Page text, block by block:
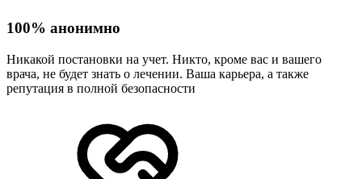
100% анонимно
Никакой постановки на учет. Никто, кроме вас и вашего
врача, не будет знать о лечении. Ваша карьера, а также
репутация в полной безопасности